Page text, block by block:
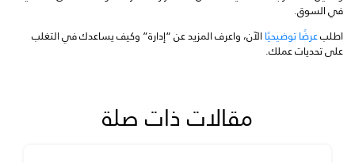
في السوق.
اطلبعرضًا توضيحيًا الآن، واعرف المزيد عن “إدارة” وكيف يساعدك في التغلب
على تحديات عملك.
مقالات ذات صلة